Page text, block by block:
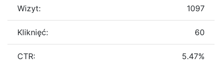
Wizyt: 1097
Kliknięć: 60
CTR: 5.47%